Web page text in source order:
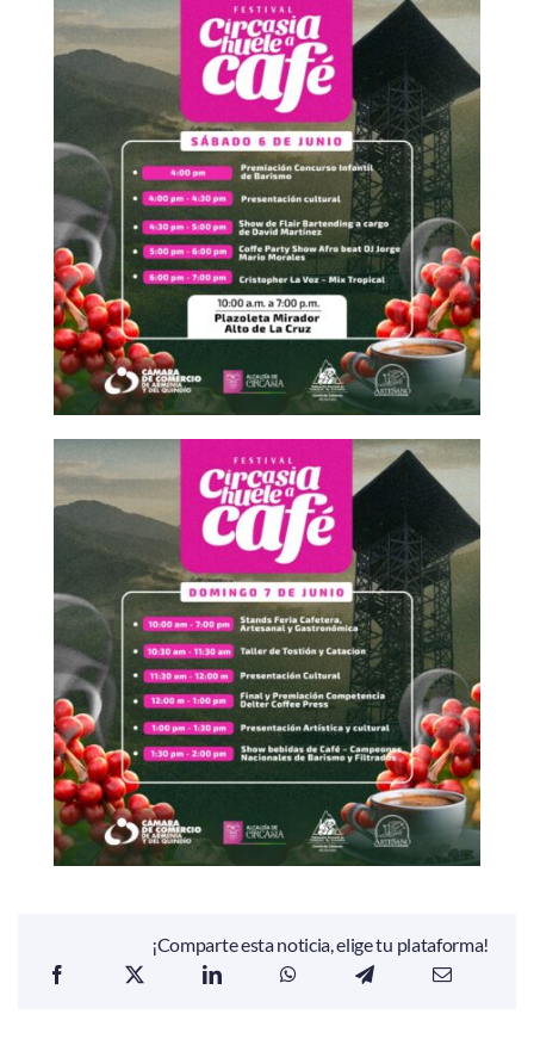
¡Comparte esta noticia, elige tu plataforma!